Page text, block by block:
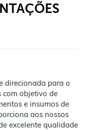
direcionada para o
com objetivo de
e insumos de
aos nossos
excelente qualidade